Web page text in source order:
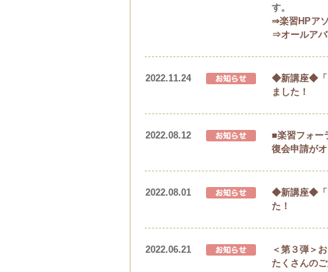
す。
⇒楽習HPア
⇒オールアバ
2022.11.24
◆新講座◆「
ました！
2022.08.12
■楽習フォー
復会申請が
2022.08.01
◆新講座◆「
た！
2022.06.21
＜第３弾＞
たくさんの